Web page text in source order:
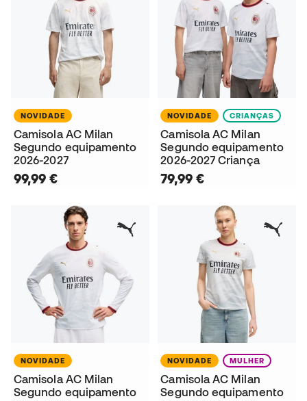
NOVIDADE
Camisola AC Milan
Segundo equipamento
2026-2027
99,99 €
NOVIDADE CRIANÇAS
Camisola AC Milan
Segundo equipamento
2026-2027 Criança
79,99 €
NOVIDADE
Camisola AC Milan
Segundo equipamento
NOVIDADE MULHER
Camisola AC Milan
Segundo equipamento